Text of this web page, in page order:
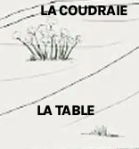
LA COUDRAIE
LA TABLE